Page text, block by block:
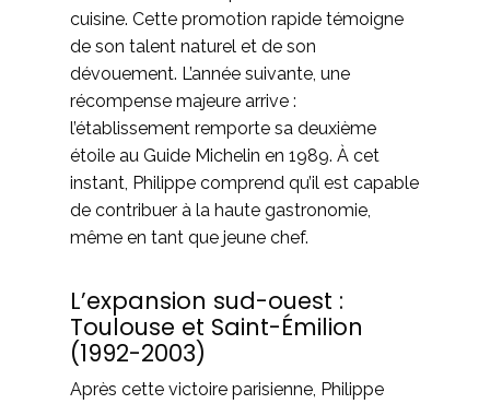
cuisine. Cette promotion rapide témoigne
de son talent naturel et de son
dévouement. L’année suivante, une
récompense majeure arrive :
l’établissement remporte sa deuxième
étoile au Guide Michelin en 1989. À cet
instant, Philippe comprend qu’il est capable
de contribuer à la haute gastronomie,
même en tant que jeune chef.
L’expansion sud-ouest :
Toulouse et Saint-Émilion
(1992-2003)
Après cette victoire parisienne, Philippe